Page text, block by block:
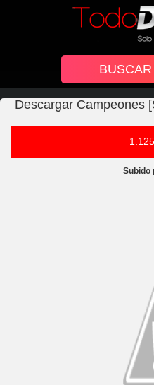
Descargar Campeones
Subido